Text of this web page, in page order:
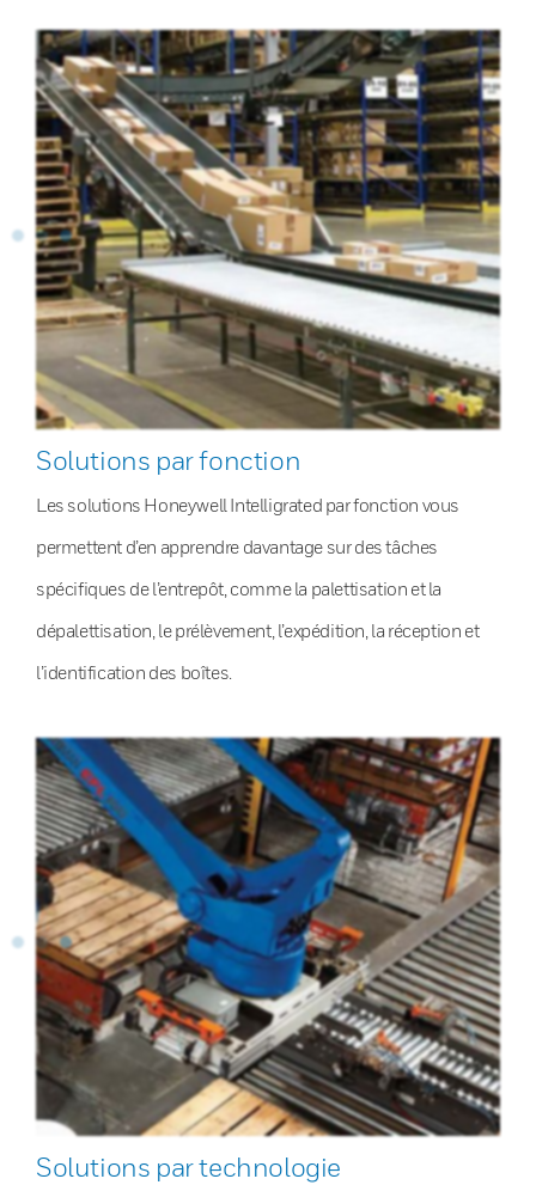
Solutions par fonction
Les solutions Honeywell Intelligrated par fonction vous
permettent d’en apprendre davantage sur des tâches
spécifiques de l’entrepôt, comme la palettisation et la
dépalettisation, le prélèvement, l’expédition, la réception et
l’identification des boîtes.
Solutions par technologie